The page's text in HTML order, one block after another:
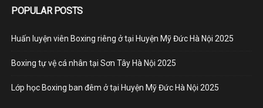
POPULAR POSTS
Huấn luyện viên Boxing riêng ở tại Huyện Mỹ Đức Hà Nội 2025
Boxing tự vệ cá nhân tại Sơn Tây Hà Nội 2025
Lớp học Boxing ban đêm ở tại Huyện Mỹ Đức Hà Nội 2025